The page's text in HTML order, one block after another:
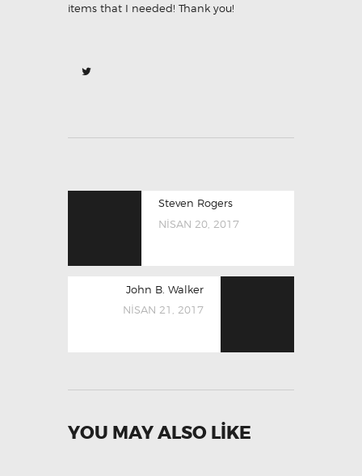
items that I needed! Thank you!
Steven Rogers
NISAN 20, 2017
John B. Walker
NISAN 21, 2017
YOU MAY ALSO LIKE